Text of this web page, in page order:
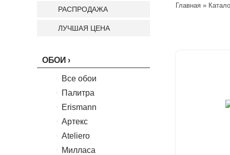
РАСПРОДАЖА
ЛУЧШАЯ ЦЕНА
ОБОИ
Все обои
Палитра
Палитра
Erismann
Erismann
Артекс
Артекс
Ateliero
Ateliero
Милласа
Главная »